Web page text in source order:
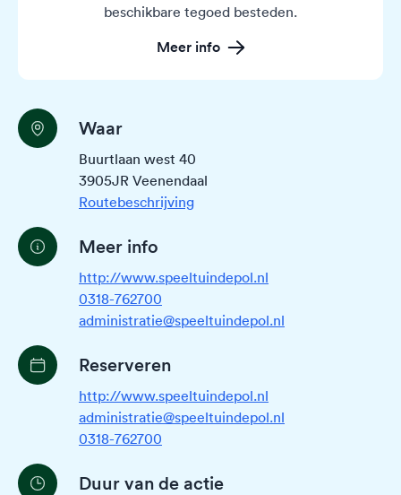
beschikbare tegoed besteden.
Meer info
Waar
Buurtlaan west 40
3905JR Veenendaal
Routebeschrijving
Meer info
http://www.speeltuindepol.nl
0318-762700
administratie@speeltuindepol.nl
Reserveren
http://www.speeltuindepol.nl
administratie@speeltuindepol.nl
0318-762700
Duur van de actie